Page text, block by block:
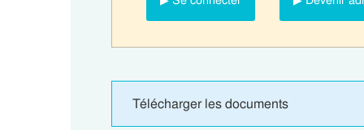
Télécharger les documents